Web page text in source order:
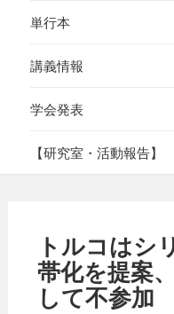
単行本
講義情報
学会発表
【研究室・活動報告】
トルコはシ
帯化を提案
して不参加